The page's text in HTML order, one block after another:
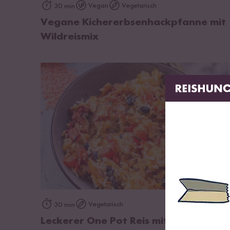
30 min Vegan Vegetarisch
Vegane Kichererbsenhackpfanne mit
Wildreismix
zum Rezept
30 min Vegetarisch
Leckerer One Pot Reis mit dem